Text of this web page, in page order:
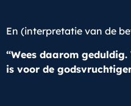
En (interpretatie van de
“Wees daarom
is voor de